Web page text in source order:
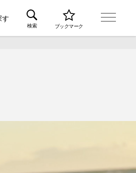
す
検索 ブックマーク